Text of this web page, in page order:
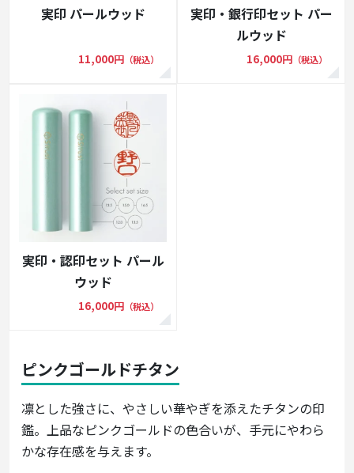
実印 パールウッド
11,000円 （税込）
実印・銀行印セット パー
ルウッド
16,000円 （税込）
実印・認印セット パール
ウッド
16,000円 （税込）
ピンクゴールドチタン
凛とした強さに、やさしい華やぎを添えたチタンの印
鑑。上品なピンクゴールドの色合いが、手元にやわら
かな存在感を与えます。